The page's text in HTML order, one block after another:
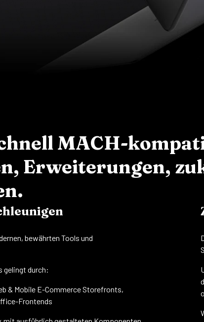
MACH-
Erweiterungen,
bewährten Tools und
gelingt durch:
& Mobile E-Commerce Storefronts,
Frontends